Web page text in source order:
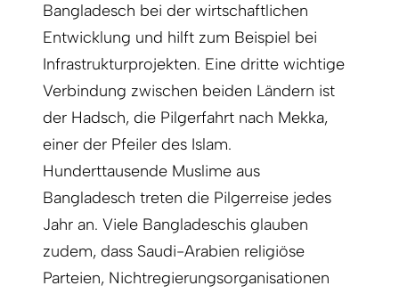
Bangladesch bei der wirtschaftlichen
Entwicklung und hilft zum Beispiel bei
Infrastrukturprojekten. Eine dritte wichtige
Verbindung zwischen beiden Ländern ist
der Hadsch, die Pilgerfahrt nach Mekka,
einer der Pfeiler des Islam.
Hunderttausende Muslime aus
Bangladesch treten die Pilgerreise jedes
Jahr an. Viele Bangladeschis glauben
zudem, dass Saudi-Arabien religiöse
Parteien, Nichtregierungsorganisationen